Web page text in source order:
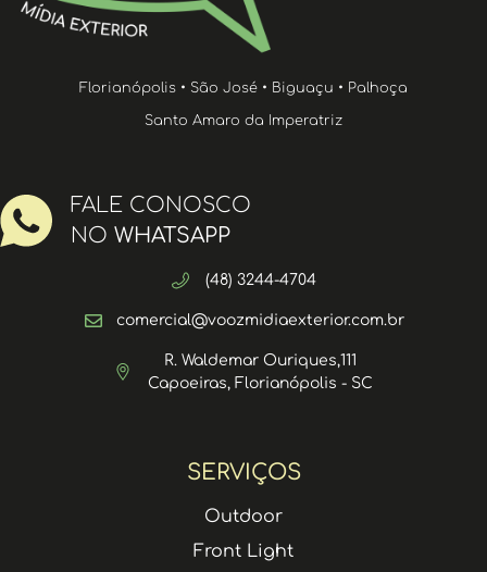
SERVIÇOS
Outdoor
Front Light
Florianópolis • São José • Biguaçu • Palhoça
Santo Amaro da Imperatriz
FALE CONOSCO
NO WHATSAPP
(48) 3244-4704
comercial@voozmidiaexterior.com.br
R. Waldemar Ouriques,111
Capoeiras, Florianópolis - SC